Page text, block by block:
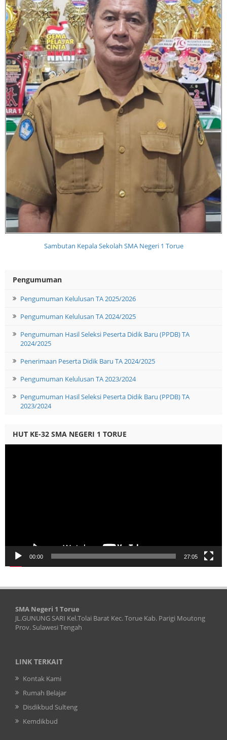
Sambutan Kepala Sekolah SMA Negeri 1 Torue
Pengumuman
Pengumuman Kelulusan TA 2025/2026
Pengumuman Kelulusan TA 2024/2025
Pengumuman Hasil Seleksi Peserta Didik Baru (PPDB) TA
2024/2025
Penerimaan Peserta Didik Baru TA 2024/2025
Pengumuman Kelulusan TA 2023/2024
Pengumuman Hasil Seleksi Peserta Didik Baru (PPDB) TA
2023/2024
HUT KE-32 SMA NEGERI 1 TORUE
00:00 27:05
SMA Negeri 1 Torue
JL.GUNUNG SARI Kel.Tolai Barat Kec. Torue Kab. Parigi Moutong
Prov. Sulawesi Tengah
LINK TERKAIT
Kontak Kami
Rumah Belajar
Disdikbud Sulteng
Kemdikbud